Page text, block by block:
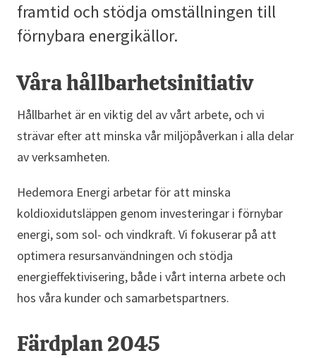
framtid och stödja omställningen till
förnybara energikällor.
Våra hållbarhetsinitiativ
Hållbarhet är en viktig del av vårt arbete, och vi
strävar efter att minska vår miljöpåverkan i alla delar
av verksamheten.
Hedemora Energi arbetar för att minska
koldioxidutsläppen genom investeringar i förnybar
energi, som sol- och vindkraft. Vi fokuserar på att
optimera resursanvändningen och stödja
energieffektivisering, både i vårt interna arbete och
hos våra kunder och samarbetspartners.
Färdplan 2045